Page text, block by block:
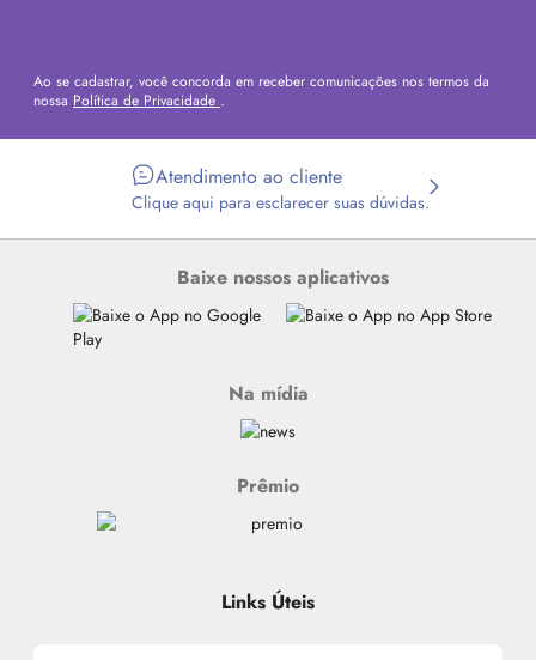
Ao se cadastrar, você concorda em receber comunicações nos termos da
nossa Política de Privacidade .
Atendimento ao cliente
Clique aqui para esclarecer suas dúvidas.
Baixe nossos aplicativos
Na mídia
Prêmio
Links Úteis